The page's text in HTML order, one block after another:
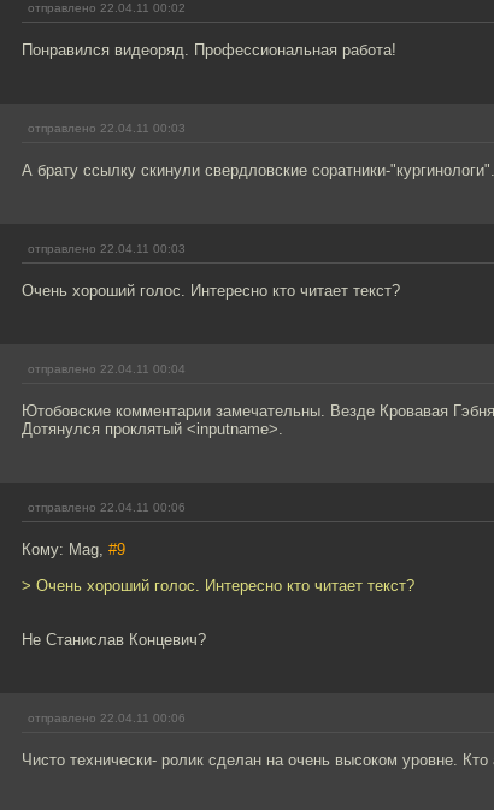
отправлено 22.04.11 00:02
Понравился видеоряд. Профессиональная работа!
отправлено 22.04.11 00:03
А брату ссылку скинули свердловские соратники-
отправлено 22.04.11 00:03
Очень хороший голос. Интересно кто читает текст?
отправлено 22.04.11 00:04
Ютобовские комментарии замечательны. Везде Кровавая
Дотянулся проклятый <inputname>.
отправлено 22.04.11 00:06
Кому: Mag, #9
> Очень хороший голос. Интересно кто читает текст?
Не Станислав Концевич?
отправлено 22.04.11 00:06
Чисто технически- ролик сделан на очень высоком уровне. Кто